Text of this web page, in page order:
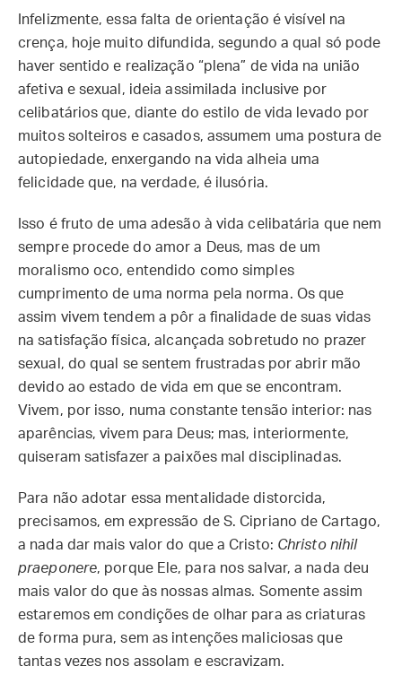
Infelizmente, essa falta de orientação é visível na
crença, hoje muito difundida, segundo a qual só pode
haver sentido e realização “plena” de vida na união
afetiva e sexual, ideia assimilada inclusive por
celibatários que, diante do estilo de vida levado por
muitos solteiros e casados, assumem uma postura de
autopiedade, enxergando na vida alheia uma
felicidade que, na verdade, é ilusória.
Isso é fruto de uma adesão à vida celibatária que nem
sempre procede do amor a Deus, mas de um
moralismo oco, entendido como simples
cumprimento de uma norma pela norma. Os que
assim vivem tendem a pôr a finalidade de suas vidas
na satisfação física, alcançada sobretudo no prazer
sexual, do qual se sentem frustradas por abrir mão
devido ao estado de vida em que se encontram.
Vivem, por isso, numa constante tensão interior: nas
aparências, vivem para Deus; mas, interiormente,
quiseram satisfazer a paixões mal disciplinadas.
Para não adotar essa mentalidade distorcida,
precisamos, em expressão de S. Cipriano de Cartago,
a nada dar mais valor do que a Cristo: Christo nihil
praeponere, porque Ele, para nos salvar, a nada deu
mais valor do que às nossas almas. Somente assim
estaremos em condições de olhar para as criaturas
de forma pura, sem as intenções maliciosas que
tantas vezes nos assolam e escravizam.